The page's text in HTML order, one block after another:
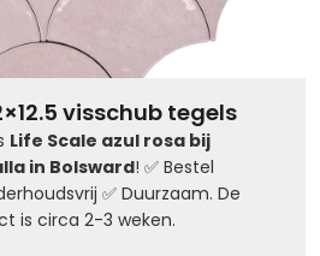
visschub tegels
Life Scale azul rosa bij
in Bolsward! ✅ Bestel
✅ Duurzaam. De
is circa 2-3 weken.